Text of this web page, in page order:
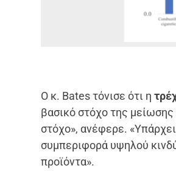
Ο κ. Bates τόνισε ότι η
βασικό στόχο της
στόχο», ανέφερε.
συμπεριφορά υψηλού
προϊόντα».